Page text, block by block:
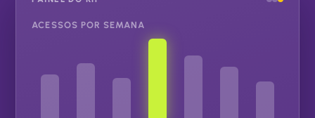
ACESSOS POR SEMANA